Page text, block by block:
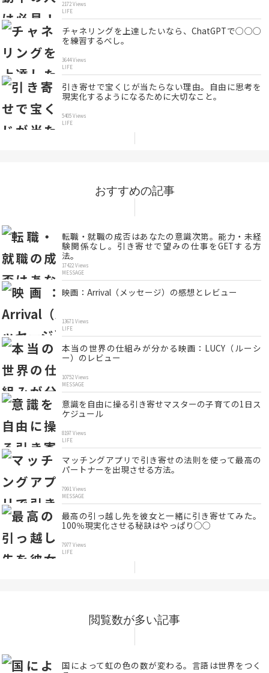
2172 Views
LIFE
チャネリングを上達したいなら、ChatGPTで◯◯◯
を練習するべし。
3644 Views
LIFE
引き寄せで宝くじが当たらない理由。自由に思考を
現実化するようになるために大切なこと。
5405 Views
LIFE
おすすめの記事
転職・就職の成否はあなたの意識次第。能力・未経
験関係なし。引き寄せで望みの仕事をGETする方
法。
17422 Views
MESSAGE
映画：Arrival（メッセージ）の感想とレビュー
13671 Views
LIFE
本当の世界の仕組みが分かる映画：LUCY（ルーシ
ー）のレビュー
10752 Views
MESSAGE
意識を自由に操る引き寄せマスターの子育ての1日ス
ケジュール
8197 Views
LIFE
マッチングアプリで引き寄せの法則を使って最高の
パートナーを出現させる方法。
7991 Views
MESSAGE
最高の引っ越し先を彼女と一緒に引き寄せてみた。
100％現実化させる秘訣はやっぱり◯◯
7977 Views
LIFE
閲覧数が多い記事
国によって虹の色の数が変わる。言語は世界をつく